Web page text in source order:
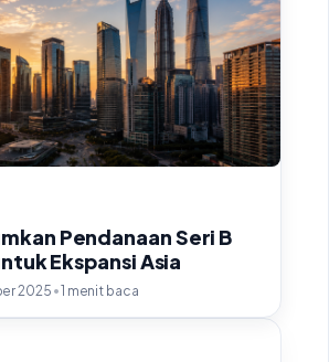
Pendanaan Seri B
Ekspansi Asia
2025•1 menit baca